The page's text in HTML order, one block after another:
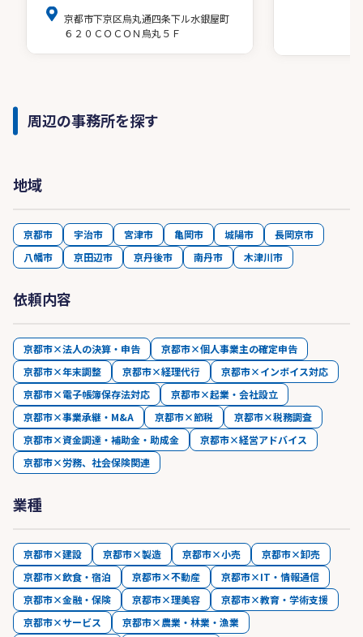
京都市下京区烏丸通四条下ル水銀屋町
６２０ＣＯＣＯＮ烏丸５Ｆ
周辺の事務所を探す
地域
京都市 宇治市 宮津市 亀岡市 城陽市
長岡京市
八幡市
京田辺市 京丹後市 南丹市 木津川市
依頼内容
京都市×法人の決算・申告
京都市×個人事業主の確定申告
京都市×年末調整
京都市×経理代行
京都市×インボイス対応
京都市×電子帳簿保存法対応
京都市×起業・会社設立
京都市×事業承継・M&A
京都市×節税
京都市×税務調査
京都市×資金調達・補助金・助成金
京都市×経営アドバイス
京都市×労務、社会保険関連
業種
京都市×建設 京都市×製造 京都市×小売
京都市×卸売
京都市×飲食・宿泊
京都市×不動産
京都市×IT・情報通信
京都市×金融・保険
京都市×理美容
京都市×教育・学術支援
京都市×サービス
京都市×農業・林業・漁業